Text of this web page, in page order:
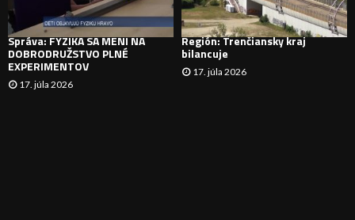
I
Správa: FYZIKA SA MENÍ NA
DOBRODRUŽSTVO PLNÉ
EXPERIMENTOV
17. júla 2026
Región: Trenčiansky kraj
bilancuje
17. júla 2026